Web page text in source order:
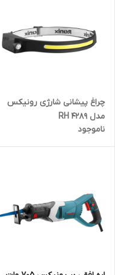
چراغ پیشانی شارژی رونیکس
مدل RH 4289
ناموجود